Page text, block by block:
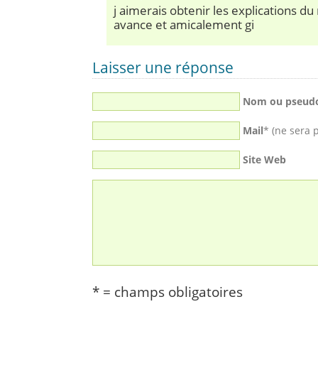
j aimerais obtenir les explications
avance et amicalement gi
Laisser une réponse
Nom ou
Mail* (ne sera
Site Web
* = champs obligatoires